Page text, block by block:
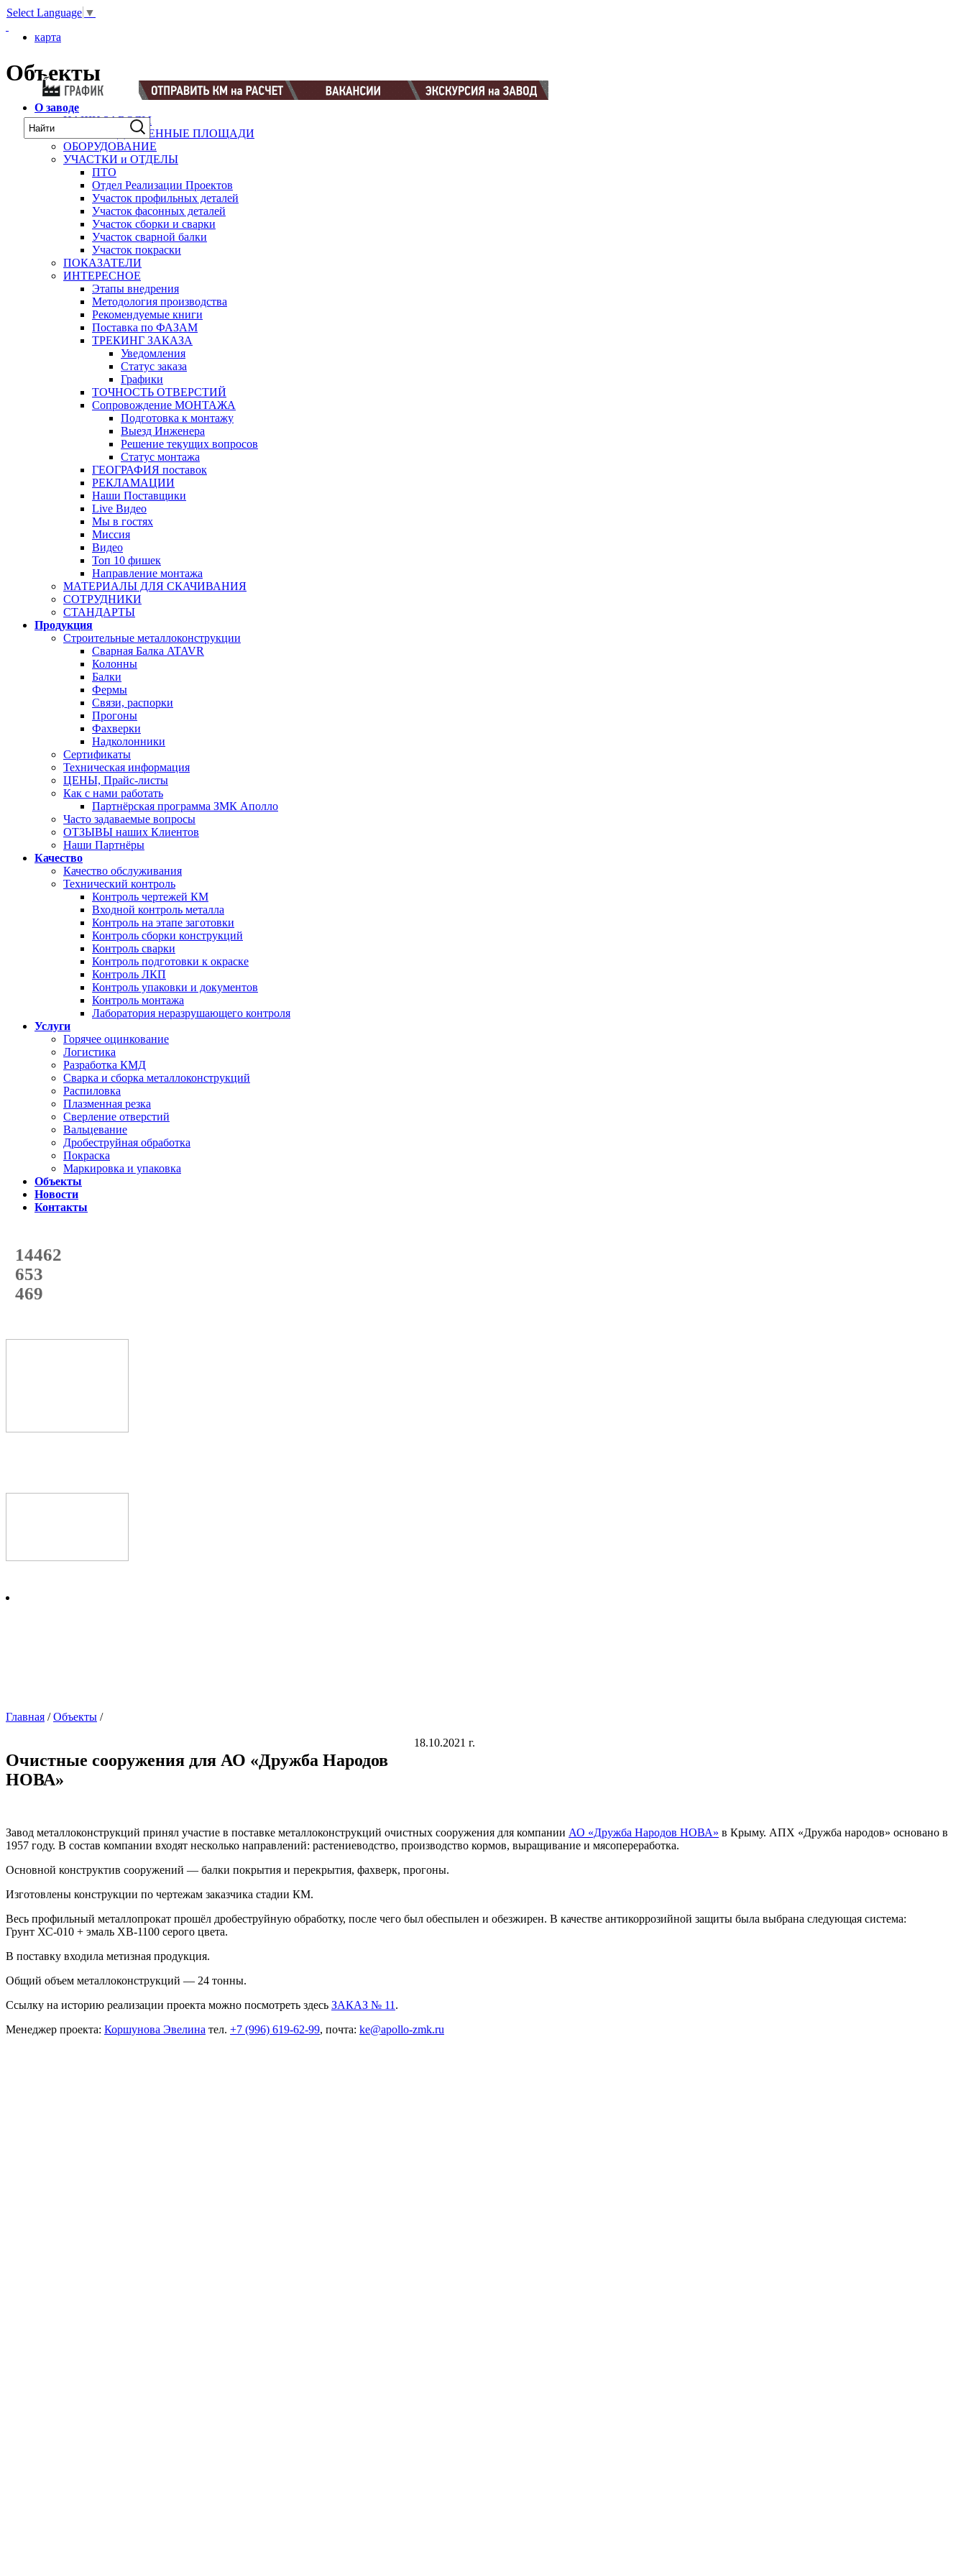
Select Language ▼
карта
Объекты
О заводе
НАШИ ЗАВОДЫ
ПРОИЗВОДСТВЕННЫЕ ПЛОЩАДИ
ОБОРУДОВАНИЕ
УЧАСТКИ и ОТДЕЛЫ
ПТО
Отдел Реализации Проектов
Участок профильных деталей
Участок фасонных деталей
Участок сборки и сварки
Участок сварной балки
Участок покраски
ПОКАЗАТЕЛИ
ИНТЕРЕСНОЕ
Этапы внедрения
Методология производства
Рекомендуемые книги
Поставка по ФАЗАМ
ТРЕКИНГ ЗАКАЗА
Уведомления
Статус заказа
Графики
ТОЧНОСТЬ ОТВЕРСТИЙ
Сопровождение МОНТАЖА
Подготовка к монтажу
Выезд Инженера
Решение текущих вопросов
Статус монтажа
ГЕОГРАФИЯ поставок
РЕКЛАМАЦИИ
Наши Поставщики
Live Видео
Мы в гостях
Миссия
Видео
Топ 10 фишек
Направление монтажа
МАТЕРИАЛЫ ДЛЯ СКАЧИВАНИЯ
СОТРУДНИКИ
СТАНДАРТЫ
Продукция
Строительные металлоконструкции
Сварная Балка ATAVR
Колонны
Балки
Фермы
Связи, распорки
Прогоны
Фахверки
Надколонники
Сертификаты
Техническая информация
ЦЕНЫ, Прайс-листы
Как с нами работать
Партнёрская программа ЗМК Аполло
Часто задаваемые вопросы
ОТЗЫВЫ наших Клиентов
Наши Партнёры
Качество
Качество обслуживания
Технический контроль
Контроль чертежей КМ
Входной контроль металла
Контроль на этапе заготовки
Контроль сборки конструкций
Контроль сварки
Контроль подготовки к окраске
Контроль ЛКП
Контроль упаковки и документов
Контроль монтажа
Лаборатория неразрушающего контроля
Услуги
Горячее оцинкование
Логистика
Разработка КМД
Сварка и сборка металлоконструкций
Распиловка
Плазменная резка
Сверление отверстий
Вальцевание
Дробеструйная обработка
Покраска
Маркировка и упаковка
Объекты
Новости
Контакты
14462
с начала года
653
с начала месяца
469
с начала недели
Главная /Объекты /
Очистные сооружения для АО «Дружба Народов
НОВА»
18.10.2021 г.
Завод металлоконструкций принял участие в поставке металлоконструкций очистных сооружения для компании АО «Дружба Народов НОВА» в Крыму. АПХ «Дружба народов» основано в
1957 году. В состав компании входят несколько направлений: растениеводство, производство кормов, выращивание и мясопереработка.
Основной конструктив сооружений — балки покрытия и перекрытия, фахверк, прогоны.
Изготовлены конструкции по чертежам заказчика стадии КМ.
Весь профильный металлопрокат прошёл дробеструйную обработку, после чего был обеспылен и обезжирен. В качестве антикоррозийной защиты была выбрана следующая система:
Грунт ХС-010 + эмаль ХВ-1100 серого цвета.
В поставку входила метизная продукция.
Общий объем металлоконструкций — 24 тонны.
Ссылку на историю реализации проекта можно посмотреть здесь ЗАКАЗ № 11.
Менеджер проекта: Коршунова Эвелина тел. +7 (996) 619-62-99, почта: ke@apollo-zmk.ru